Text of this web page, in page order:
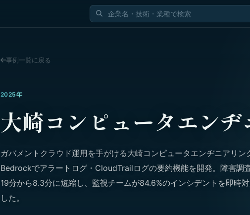
事例一覧に戻る
2025年
大崎コンピュータエン
ガバメントクラウド運用を手がける大崎コンピュータエンヂニアリン
Bedrockでアラートログ・CloudTrailログの要約機能を開発。障害調
19分から8.3分に短縮し、監視チームが84.6%のインシデントを即時
した。